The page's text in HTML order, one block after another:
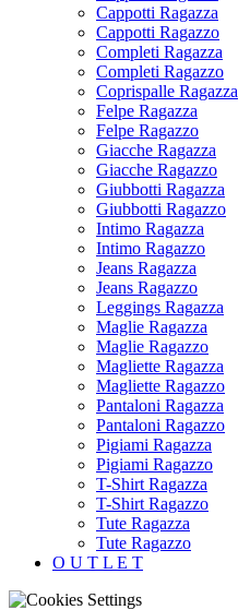
Cappotti Ragazza
Cappotti Ragazzo
Completi Ragazza
Completi Ragazzo
Coprispalle Ragazza
Felpe Ragazza
Felpe Ragazzo
Giacche Ragazza
Giacche Ragazzo
Giubbotti Ragazza
Giubbotti Ragazzo
Intimo Ragazza
Intimo Ragazzo
Jeans Ragazza
Jeans Ragazzo
Leggings Ragazza
Maglie Ragazza
Maglie Ragazzo
Magliette Ragazza
Magliette Ragazzo
Pantaloni Ragazza
Pantaloni Ragazzo
Pigiami Ragazza
Pigiami Ragazzo
T-Shirt Ragazza
T-Shirt Ragazzo
Tute Ragazza
Tute Ragazzo
O U T L E T